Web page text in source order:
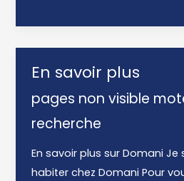
En savoir plus
pages non visible
recherche
En savoir plus sur Domani
habiter chez Domani​ Pour